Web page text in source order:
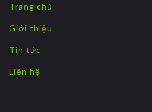
Trang chủ
Giới thiệu
Tin tức
Liên hệ